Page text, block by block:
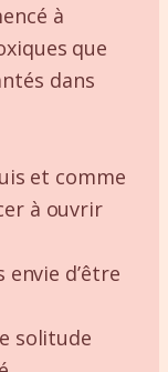
à
que
dans
et comme
à ouvrir
envie d’être
solitude